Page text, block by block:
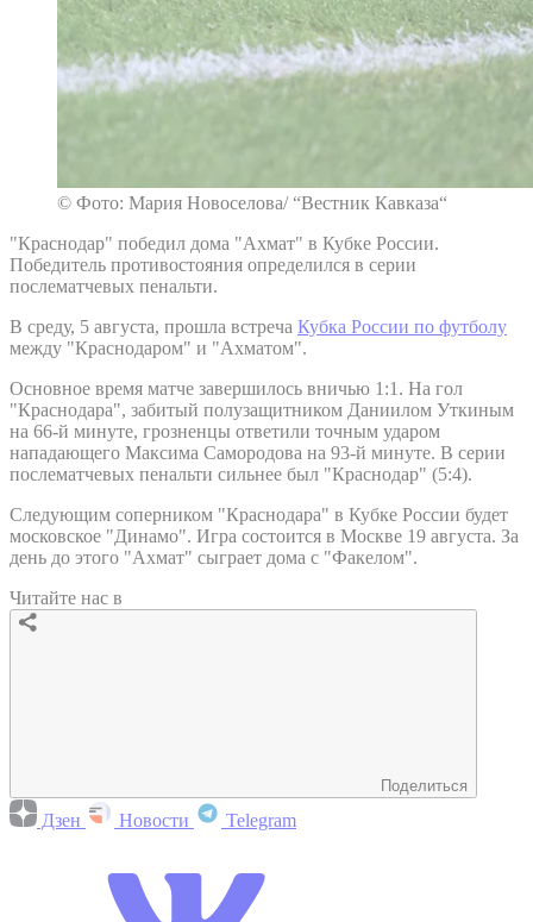
© Фото: Мария Новоселова/ “Вестник Кавказа“
"Краснодар" победил дома "Ахмат" в Кубке России.
Победитель противостояния определился в серии
послематчевых пенальти.
В среду, 5 августа, прошла встреча Кубка России по футболу
между "Краснодаром" и "Ахматом".
Основное время матче завершилось вничью 1:1. На гол
"Краснодара", забитый полузащитником Даниилом Уткиным
на 66-й минуте, грозненцы ответили точным ударом
нападающего Максима Самородова на 93-й минуте. В серии
послематчевых пенальти сильнее был "Краснодар" (5:4).
Следующим соперником "Краснодара" в Кубке России будет
московское "Динамо". Игра состоится в Москве 19 августа. За
день до этого "Ахмат" сыграет дома с "Факелом".
Читайте нас в
Поделиться
Дзен Новости Telegram